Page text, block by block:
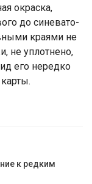
окраска,
до синевато-
краями не
не уплотнено,
его нередко
к редким